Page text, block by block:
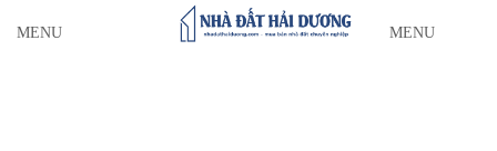
MENU MENU